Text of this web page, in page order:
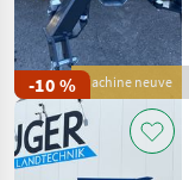
-10 % Machine neuve